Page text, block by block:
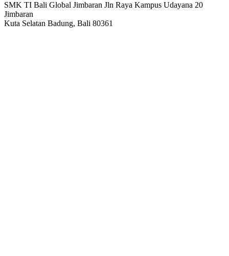
SMK TI Bali Global Jimbaran Jln Raya Kampus Udayana 20
Jimbaran
Kuta Selatan Badung, Bali 80361